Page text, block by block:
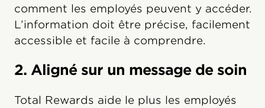
comment les employés peuvent y accéder.
L’information doit être précise, facilement
accessible et facile à comprendre.
2. Aligné sur un message de soin
Total Rewards aide le plus les employés